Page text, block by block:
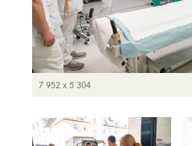
7 952 x 5 304